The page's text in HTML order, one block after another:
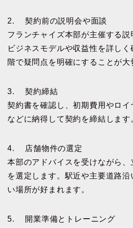
2. 契約前の説明会や面談
フランチャイズ本部が主催する説
ビジネスモデルや収益性を詳し
階で疑問点を明確にすることが大
3. 契約締結
契約書を確認し、初期費用やロ
などに納得して契約を締結します
4. 店舗物件の選定
本部のアドバイスを受けながら
を選定します。駅近や主要道路
い場所が好まれます。
5. 開業準備とトレーニング